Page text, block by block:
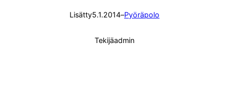
Lisätty5.1.2014–Pyöräpolo
Tekijäadmin